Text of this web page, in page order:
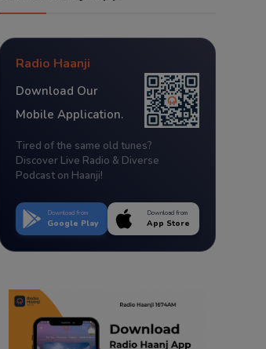
Radio Haanji
Download Our
Mobile Application.
Tired of the same old tunes?
Discover Live Radio & Diverse
Podcast on Haanji!
Download from
Google Play
Download from
App Store